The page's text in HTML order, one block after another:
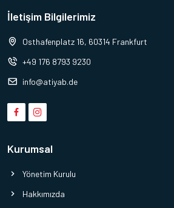
İletişim Bilgilerimiz
Osthafenplatz 16, 60314 Frankfurt
+49 176 8793 9230
info@atiyab.de
Kurumsal
Yönetim Kurulu
Hakkımızda